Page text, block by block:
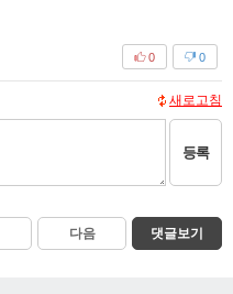
0
0
새로고침
등록
다음 댓글보기